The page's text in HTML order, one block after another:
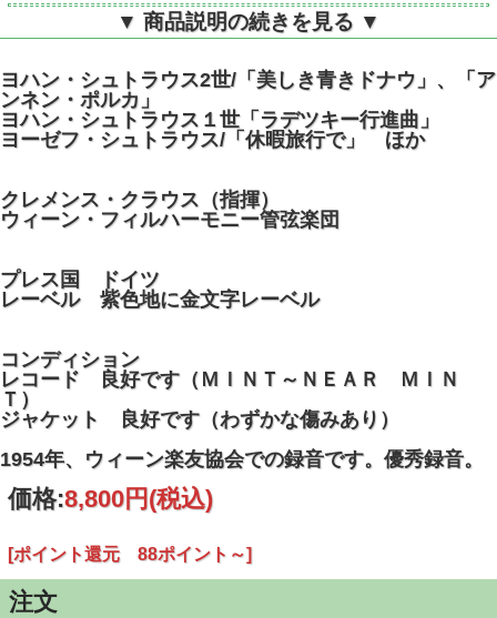
▼ 商品説明の続きを見る ▼
ヨハン・シュトラウス2世/「美しき青きドナウ」、「ア
ンネン・ポルカ」
ヨハン・シュトラウス１世「ラデツキー行進曲」
ヨーゼフ・シュトラウス/「休暇旅行で」 ほか
クレメンス・クラウス（指揮）
ウィーン・フィルハーモニー管弦楽団
プレス国 ドイツ
レーベル 紫色地に金文字レーベル
コンディション
レコード 良好です（ＭＩＮＴ～ＮＥＡＲ ＭＩＮ
Ｔ）
ジャケット 良好です（わずかな傷みあり）
1954年、ウィーン楽友協会での録音です。優秀録音。
価格:8,800円 (税込)
[ポイント還元 88ポイント～]
注文